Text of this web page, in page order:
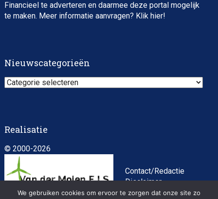
Financieel te adverteren en daarmee deze portal mogelijk
te maken. Meer informatie aanvragen? Klik hier!
Nieuwscategorieën
Nieuwscategorieën
Realisatie
© 2000-2026
Contact/Redactie
Disclaimer
Algemene
We gebruiken cookies om ervoor te zorgen dat onze site zo